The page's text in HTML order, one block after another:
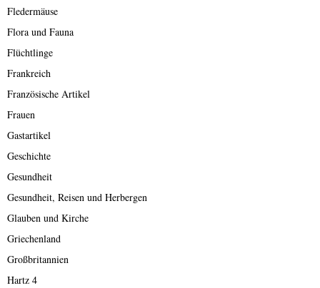
Fledermäuse
Flora und Fauna
Flüchtlinge
Frankreich
Französische Artikel
Frauen
Gastartikel
Geschichte
Gesundheit
Gesundheit, Reisen und Herbergen
Glauben und Kirche
Griechenland
Großbritannien
Hartz 4